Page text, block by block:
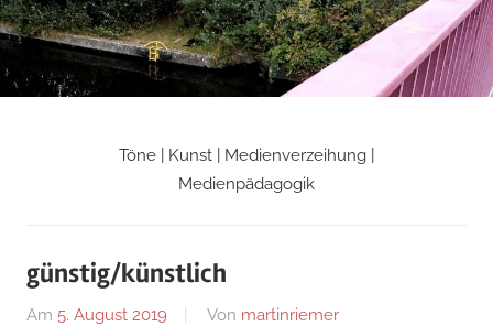
Zum
Inhalt
springen
Martin
Blog
Töne | Kunst | Medienverzeihung |
Medienpädagogik
günstig/künstlich
Am 5. August 2019 Von martinriemer